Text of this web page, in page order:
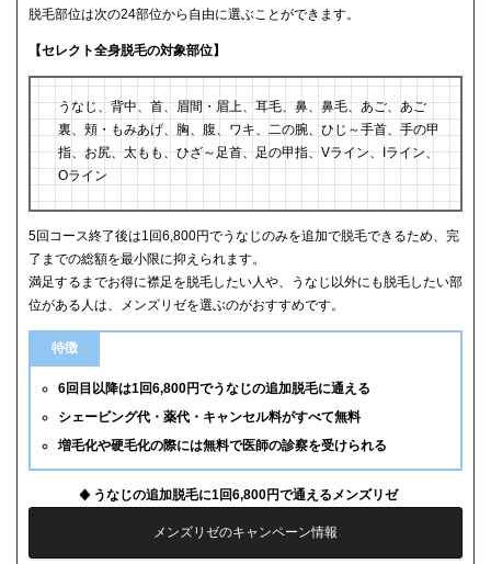
脱毛部位は次の24部位から自由に選ぶことができます。
【セレクト全身脱毛の対象部位】
うなじ、背中、首、眉間・眉上、耳毛、鼻、鼻毛、あご、あご
裏、頬・もみあげ、胸、腹、ワキ、二の腕、ひじ～手首、手の甲
指、お尻、太もも、ひざ～足首、足の甲指、Vライン、Iライン、
Oライン
5回コース終了後は1回6,800円でうなじのみを追加で脱毛できるため、完
了までの総額を最小限に抑えられます。
満足するまでお得に襟足を脱毛したい人や、うなじ以外にも脱毛したい部
位がある人は、メンズリゼを選ぶのがおすすめです。
特徴
6回目以降は1回6,800円でうなじの追加脱毛に通える
シェービング代・薬代・キャンセル料がすべて無料
増毛化や硬毛化の際には無料で医師の診察を受けられる
うなじの追加脱毛に1回6,800円で通えるメンズリゼ
メンズリゼのキャンペーン情報